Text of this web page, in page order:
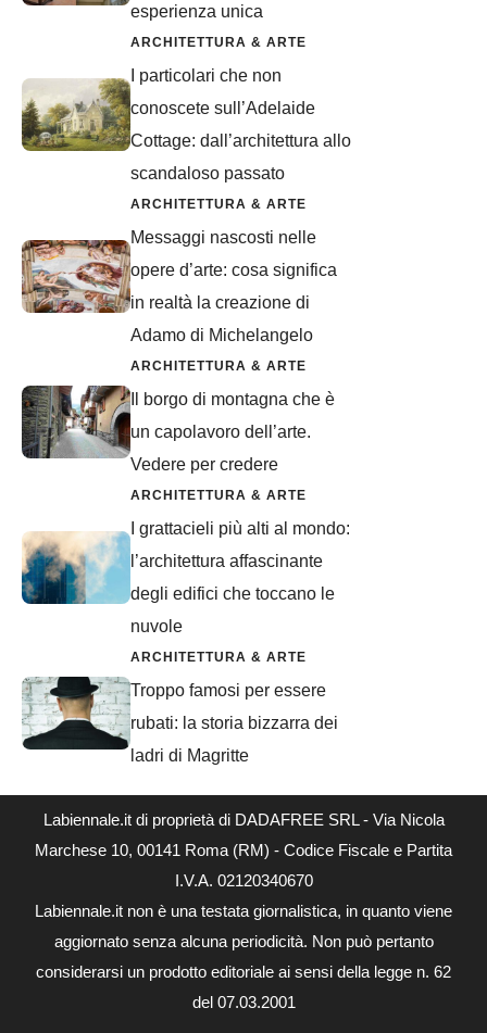
esperienza unica
ARCHITETTURA & ARTE
I particolari che non
conoscete sull’Adelaide
Cottage: dall’architettura allo
scandaloso passato
ARCHITETTURA & ARTE
Messaggi nascosti nelle
opere d’arte: cosa significa
in realtà la creazione di
Adamo di Michelangelo
ARCHITETTURA & ARTE
Il borgo di montagna che è
un capolavoro dell’arte.
Vedere per credere
ARCHITETTURA & ARTE
I grattacieli più alti al mondo:
l’architettura affascinante
degli edifici che toccano le
nuvole
ARCHITETTURA & ARTE
Troppo famosi per essere
rubati: la storia bizzarra dei
ladri di Magritte
Labiennale.it di proprietà di DADAFREE SRL - Via Nicola
Marchese 10, 00141 Roma (RM) - Codice Fiscale e Partita
I.V.A. 02120340670
Labiennale.it non è una testata giornalistica, in quanto viene
aggiornato senza alcuna periodicità. Non può pertanto
considerarsi un prodotto editoriale ai sensi della legge n. 62
del 07.03.2001